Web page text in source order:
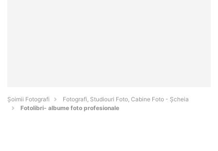
Șoimii Fotografi
Fotografi, Studiouri Foto, Cabine Foto - Şcheia
Fotolibri- albume foto profesionale